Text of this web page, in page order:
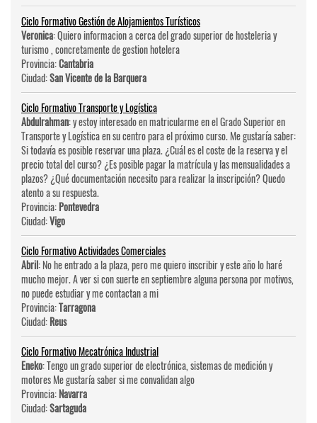
Ciclo Formativo Gestión de Alojamientos Turísticos
Veronica: Quiero informacion a cerca del grado superior de hosteleri­a y
turismo , concretamente de gestion hotelera
Provincia:Cantabria
Ciudad:San Vicente de la Barquera
Ciclo Formativo Transporte y Logística
Abdulrahman: y estoy interesado en matricularme en el Grado Superior en
Transporte y Logística en su centro para el próximo curso. Me gustaría saber:
Si todavía es posible reservar una plaza. ¿Cuál es el coste de la reserva y el
precio total del curso? ¿Es posible pagar la matrícula y las mensualidades a
plazos? ¿Qué documentación necesito para realizar la inscripción? Quedo
atento a su respuesta.
Provincia:Pontevedra
Ciudad:Vigo
Ciclo Formativo Actividades Comerciales
Abril: No he entrado a la plaza, pero me quiero inscribir y este año lo haré
mucho mejor. A ver si con suerte en septiembre alguna persona por motivos,
no puede estudiar y me contactan a mi
Provincia:Tarragona
Ciudad:Reus
Ciclo Formativo Mecatrónica Industrial
Eneko: Tengo un grado superior de electrónica, sistemas de medición y
motores Me gustaría saber si me convalidan algo
Provincia:Navarra
Ciudad:Sartaguda